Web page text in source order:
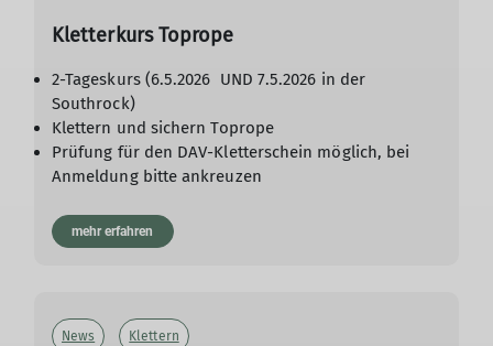
Kletterkurs Toprope
2-Tageskurs (6.5.2026 UND 7.5.2026 in der
Southrock)
Klettern und sichern Toprope
Prüfung für den DAV-Kletterschein möglich, bei
Anmeldung bitte ankreuzen
mehr erfahren
News Klettern